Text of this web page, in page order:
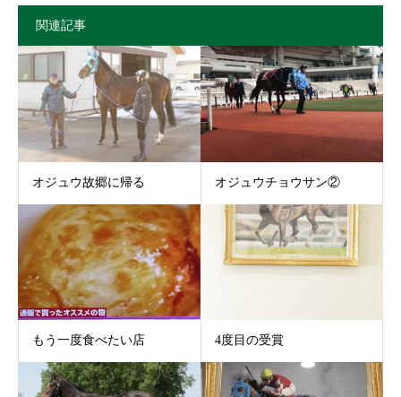
関連記事
オジュウ故郷に帰る オジュウチョウサン②
もう一度食べたい店 4度目の受賞